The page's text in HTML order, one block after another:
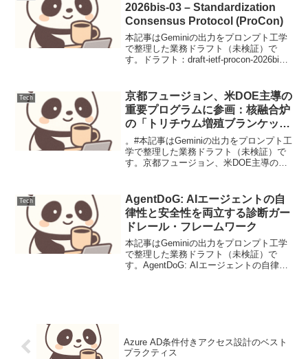
2026bis-03 – Standardization
Consensus Protocol (ProCon)
本記事はGeminiの出力をプロンプト工学
で整理した業務ドラフト（未検証）で
す。ドラフト：draft-ietf-procon-2026bis-
Tech
京都フュージョン、米DOE主導の
重要プログラムに参画：核融合炉
の「トリチウム増殖ブランケッ
ト」開発で日米連携が加速
。#本記事はGeminiの出力をプロンプト工
学で整理した業務ドラフト（未検証）で
す。京都フュージョン、米DOE主導の重
携が加速京都フュージョンが米DOEのマ
イルストーン...
Tech
AgentDoG: AIエージェントの自
律性と安全性を両立する診断ガー
ドレール・フレームワーク
本記事はGeminiの出力をプロンプト工学
で整理した業務ドラフト（未検証）で
す。AgentDoG: AIエージェントの自律性
Azure AD条件付きアクセス設計のベスト
プラクティス